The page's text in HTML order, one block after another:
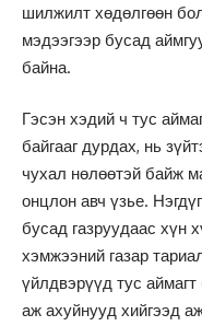
шилжилт хөдөлгөөн
мэдээгээр бусад
байна.
Гэсэн хэдий ч тус
байгааг дурдах, нь
чухал нөлөөтэй байж
онцлон авч үзье.
бусад газруудаас хүн
хэмжээний газар
үйлдвэрүүд тус
аж ахуйнууд хийгээд